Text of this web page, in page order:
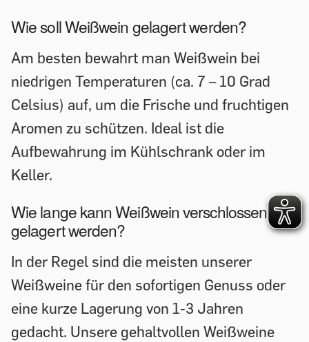
Wie soll Weißwein gelagert werden?
Am besten bewahrt man Weißwein bei
niedrigen Temperaturen (ca. 7 – 10 Grad
Celsius) auf, um die Frische und fruchtigen
Aromen zu schützen. Ideal ist die
Aufbewahrung im Kühlschrank oder im
Keller.
Wie lange kann Weißwein verschlossen
gelagert werden?
In der Regel sind die meisten unserer
Weißweine für den sofortigen Genuss oder
eine kurze Lagerung von 1-3 Jahren
gedacht. Unsere gehaltvollen Weißweine